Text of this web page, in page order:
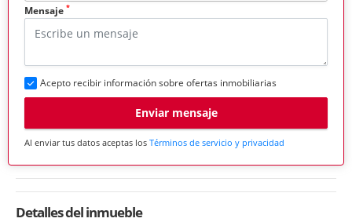
Mensaje *
Acepto recibir información sobre ofertas inmobiliarias
Enviar mensaje
Al enviar tus datos aceptas los Términos de servicio y privacidad
Detalles del inmueble